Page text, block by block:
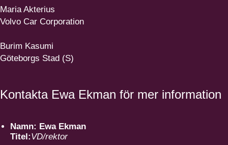
Maria Akterius
Volvo Car Corporation
Burim Kasumi
Göteborgs Stad (S)
Kontakta Ewa Ekman för mer information
Namn: Ewa Ekman
Titel:VD/rektor